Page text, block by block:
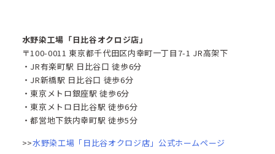
水野染工場「日比谷オクロジ店」
〒100-0011 東京都千代田区内幸町一丁目7-1 JR高架下
・JR有楽町駅 日比谷口 徒歩6分
・JR新橋駅 日比谷口 徒歩6分
・東京メトロ銀座駅 徒歩6分
・東京メトロ日比谷駅 徒歩6分
・都営地下鉄内幸町駅 徒歩5分
>>水野染工場「日比谷オクロジ店」公式ホームページ